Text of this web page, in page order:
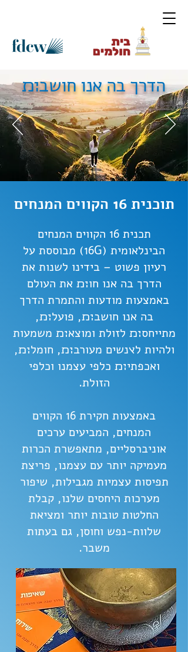
הדרך בה אנו חושב׊׉
תוכנית 16 הקווים המנחים
תכנית 16 הקווים המנחים
הבינלאומית (16G) מבוססת על
רעיון פשוט – בידינו לשנות את
הדרך בה אנו חו׊׉ את העולם
באמצעות מודעות והתמרת הדרך
בה אנו חושב׊׉, פועל׊׉,
מתייחס׊׉ לזולת ומוצא׊׉ משמעות
ולהיות ל׭נשים מעורב׊׉, חומל׊׉,
ואכפתי׊׉ כלפי עצמנו וכלפי
הזולת.
באמצעות חקירת 16 הקווים
המנחים, המביעים ערכים
אוניברסליים, מתאפשרת הכרות
מעמיקה יותר עם עצמנו, פריצת
תפיסות עצמיות מגבילות, שיפור
מערכות היחסים שלנו, קבלת
החלטות טובות יותר ומציאת
שלוות-נפש וחוסן, גם בעתות
משבר.